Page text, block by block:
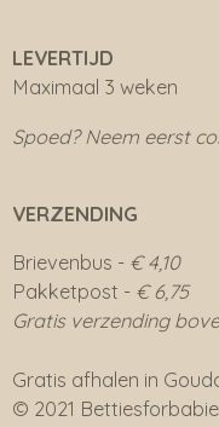
LEVERTIJD
Maximaal 3 weken
Spoed? Neem eerst
VERZENDING
Brievenbus - € 4,10
Pakketpost - € 6,75
Gratis verzending
Gratis afhalen in
© 2021